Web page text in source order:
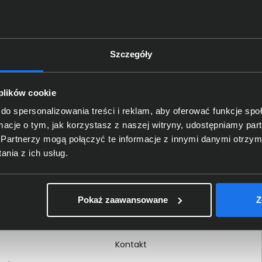
Szczegóły
cookie
spersonalizowania treści i reklam, aby oferować funkcje
o tym, jak korzystasz z naszej witryny, udostępniamy
mogą połączyć te informacje z innymi danymi
z ich usług.
Pokaż zaawansowane
dokumencie
Certyfikaty i autoryzacje
Nagrody i wyróżnienia
Polityka prywatności
wewnętrznych
Kontakt